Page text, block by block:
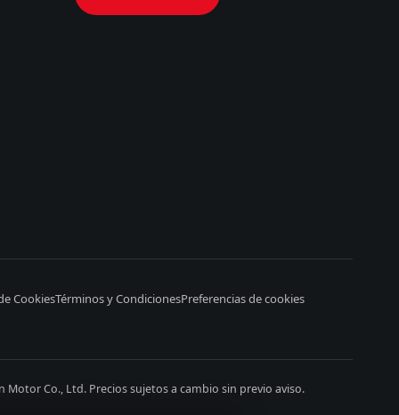
CookiesTérminos y CondicionesPreferencias de cookies
Motor Co., Ltd. Precios sujetos a cambio sin previo aviso.